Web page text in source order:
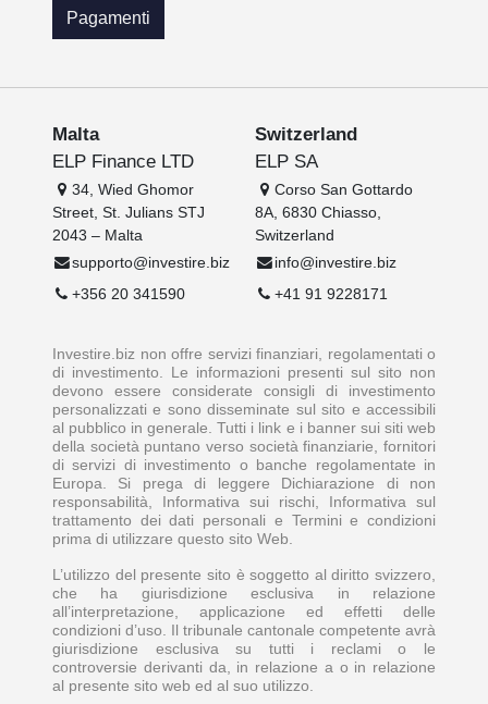
Pagamenti
Malta
ELP Finance LTD
34, Wied Ghomor
Street, St. Julians STJ
2043 – Malta
supporto@investire.biz
+356 20 341590
Switzerland
ELP SA
Corso San Gottardo
8A, 6830 Chiasso,
Switzerland
info@investire.biz
+41 91 9228171
Investire.biz non offre servizi finanziari, regolamentati o
di investimento. Le informazioni presenti sul sito non
devono essere considerate consigli di investimento
personalizzati e sono disseminate sul sito e accessibili
al pubblico in generale. Tutti i link e i banner sui siti web
della società puntano verso società finanziarie, fornitori
di servizi di investimento o banche regolamentate in
Europa. Si prega di leggere Dichiarazione di non
responsabilità, Informativa sui rischi, Informativa sul
trattamento dei dati personali e Termini e condizioni
prima di utilizzare questo sito Web.
L’utilizzo del presente sito è soggetto al diritto svizzero,
che ha giurisdizione esclusiva in relazione
all’interpretazione, applicazione ed effetti delle
condizioni d’uso. Il tribunale cantonale competente avrà
giurisdizione esclusiva su tutti i reclami o le
controversie derivanti da, in relazione a o in relazione
al presente sito web ed al suo utilizzo.